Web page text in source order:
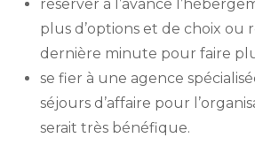
réserver à l’avance
plus d’options et de choix ou
dernière minute pour faire
se fier à une agence
séjours d’affaire pour
serait très bénéfique.